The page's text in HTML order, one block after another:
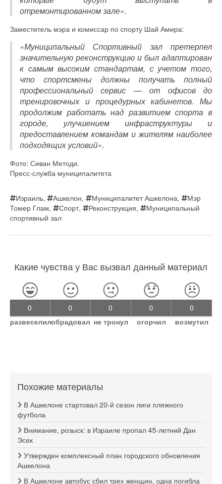
отремонтированном зале».
Заместитель мэра и комиссар по спорту Шай Амира:
«Муниципальный Спортивный зал претерпел
значительную реконструкцию и был адаптирован
к самым высоким стандартам, с учетом того,
что спортсмены должны получать полный
профессиональный сервис — от офисов до
тренировочных и процедурных кабинетов. Мы
продолжим работать над развитием спорта в
городе, улучшением инфраструктуры и
предоставлением командам и жителям наиболее
подходящих условий».
Фото: Сиван Методи.
Пресс-служба муниципалитета
Израиль, Ашкелон, Муниципалитет Ашкелона,
Мэр
Томер Глам, Спорт, Реконструкция,
Муниципальный
спортивный зал
Какие чувства у Вас вызвал данный материал
0
развеселил
0
обрадовал
0
не тронул
0
огорчил
0
возмутил
Похожие материалы
В Ашкелоне стартовал 20-й сезон лиги пляжного
футбола
Внимание, розыск: в Израиле пропал 45-летний Дан
Эсек
Утвержден комплексный план городского обновления
Ашкелона
В Ашкелоне автобус сбил трех женщин, одна погибла